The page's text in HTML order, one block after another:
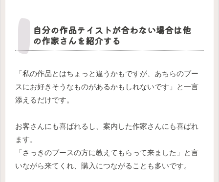
自分の作品テイストが合わない場合は他
の作家さんを紹介する
「私の作品とはちょっと違うかもですが、あちらのブー
スにお好きそうなものがあるかもしれないです」と一言
添えるだけです。
お客さんにも喜ばれるし、案内した作家さんにも喜ばれ
ます。
「さっきのブースの方に教えてもらって来ました」と言
いながら来てくれ、購入につながることも多いです。